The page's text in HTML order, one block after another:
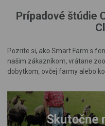
Prípadové štúdie
Pozrite si, ako Smart Farm s
našim zákazníkom, vrátane
dobytkom, ovčej farmy alebo
Skutočne